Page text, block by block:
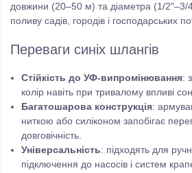
довжини (20–50 м) та діаметра (1/2"–3/
поливу садів, городів і господарських
Переваги синіх шлангів
Стійкість до УФ-випромінювання:
колір навіть при тривалому впливі
Багатошарова конструкція:
ниткою або силіконом запобігає
довговічність.
Універсальність: підходять для
підключення до насосів і систем